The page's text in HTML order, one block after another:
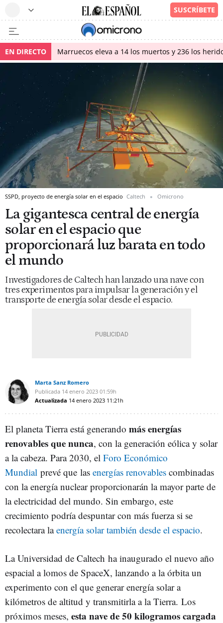
EN DIRECTO Marruecos eleva a 14 los muertos y 236 los
SSPD, proyecto de energía solar en el espacio Caltech Omicrono
La gigantesca central de energía
solar en el espacio que
proporcionará luz barata en todo
el mundo
Investigadores de Caltech han lanzado una nave con
tres experimentos para impulsar la generación y el
transporte de energía solar desde el espacio.
Marta Sanz Romero
Publicada 14 enero 2023 01:59h
Actualizada 14 enero 2023 11:21h
El planeta Tierra está generando más energías
renovables que nunca, con la generación eólica y solar
a la cabeza. Para 2030, el Foro Económico
Mundial prevé que las energías renovables combinadas
con la energía nuclear proporcionarán la mayor parte de
la electricidad del mundo. Sin embargo, este
crecimiento podría despuntar con más fuerza si se
recolectara laenergía solar también desde el espacio.
La Universidad de Caltech ha inaugurado el nuevo año
espacial a lomos de SpaceX, lanzando a la órbita un
experimento con el que generar energía solar a
kilómetros de altitud y transmitirla a la Tierra. Los
próximos meses, esta nave de 50 kilogramos cargada